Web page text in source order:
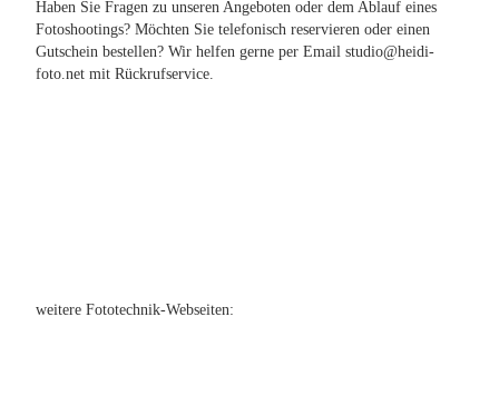
Haben Sie Fragen zu unseren Angeboten oder dem Ablauf eines
Fotoshootings? Möchten Sie telefonisch reservieren oder einen
Gutschein bestellen? Wir helfen gerne per Email studio@heidi-
foto.net mit Rückrufservice.
weitere Fototechnik-Webseiten: